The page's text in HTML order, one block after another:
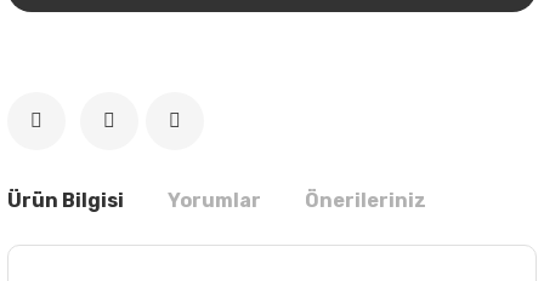
Ürün Bilgisi Yorumlar Önerileriniz